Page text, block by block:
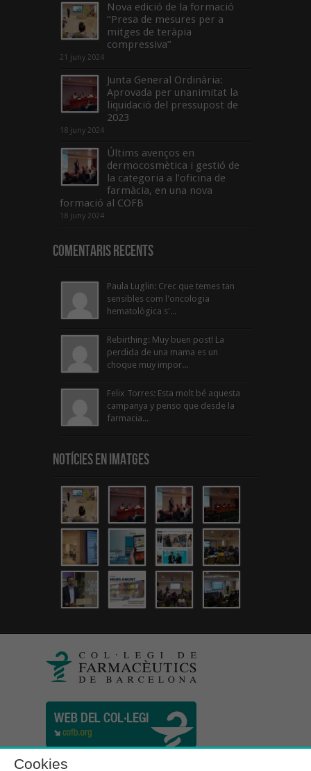
Nova edició de la formació
“Presa de mesures per a
mitges de teràpia
compressiva”
21 juny 2024
Junta General Ordinària:
Aprovada per unanimitat la
liquidació del pressupost de
2023
18 juny 2024
Últims avenços en
dermocosmètica i gestió de
la categoria a l’oficina de
farmàcia, en una nova
formació al COFB
18 juny 2024
Comentaris Recents
Paula Luglin: Crec que temes tan
sensibles com l'oncologia
hematològica s'...
Rebirthing: Muy buen post! La
perdida de una mama es un
choque muy impor...
Felix Torres: Esta molt bé aquesta
campanya y penso que desde la
farmacia...
Notícies en Imatges
Cookies